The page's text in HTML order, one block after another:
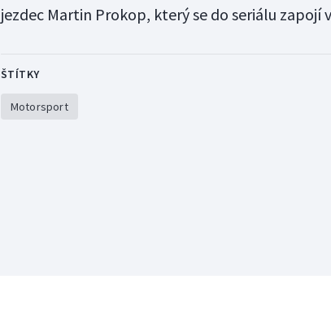
jezdec Martin Prokop, který se do seriálu zapojí
ŠTÍTKY
Motorsport